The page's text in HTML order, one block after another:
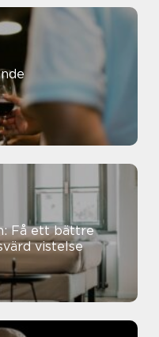
Få ett bättre
vistelse